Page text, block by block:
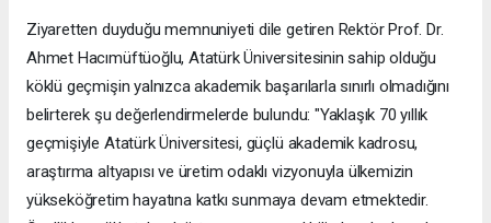
Ziyaretten duyduğu memnuniyeti dile getiren Rektör Prof. Dr.
Ahmet Hacımüftüoğlu, Atatürk Üniversitesinin sahip olduğu
köklü geçmişin yalnızca akademik başarılarla sınırlı olmadığını
belirterek şu değerlendirmelerde bulundu: "Yaklaşık 70 yıllık
geçmişiyle Atatürk Üniversitesi, güçlü akademik kadrosu,
araştırma altyapısı ve üretim odaklı vizyonuyla ülkemizin
yükseköğretim hayatına katkı sunmaya devam etmektedir.